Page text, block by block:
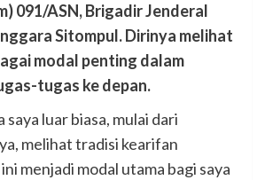
091/ASN, Brigadir Jenderal
Sitompul. Dirinya melihat
modal penting dalam
tugas ke depan.
saya luar biasa, mulai dari
melihat tradisi kearifan
menjadi modal utama bagi saya